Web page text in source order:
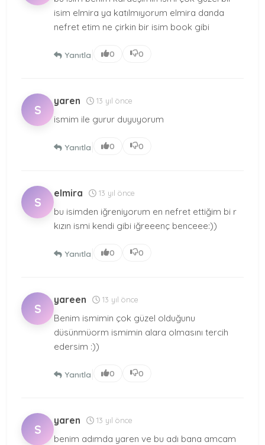
isim elmira ya katılmıyorum elmira danda
nefret etim ne çirkin bir isim book gibi
Yanıtla 0 0
S
yaren 13 yıl önce
ismim ile gurur duyuyorum
Yanıtla 0 0
S
elmira 13 yıl önce
bu isimden iğreniyorum en nefret ettiğim bi r
kızın ismi kendi gibi iğreeenç benceee:))
Yanıtla 0 0
S
yareen 13 yıl önce
Benim ismimin çok güzel olduğunu
düsünmüorm ismimin alara olmasını tercih
edersim :))
Yanıtla 0 0
S
yaren 13 yıl önce
benim adımda yaren ve bu adı bana amcam